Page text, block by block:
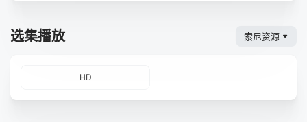
选集播放 索尼资源
HD